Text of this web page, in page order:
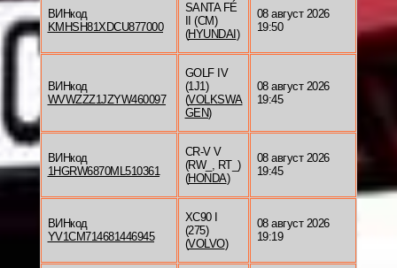
ВИНкод
KMHSH81XDCU877000
SANTA FÉ
II (CM)
(HYUNDAI )
08 август 2026
19:50
ВИНкод
WVWZZZ1JZYW460097
GOLF IV
(1J1)
(VOLKSWA
GEN)
08 август 2026
19:45
ВИНкод
1HGRW6870ML510361
CR-V V
(RW_, RT_)
(HONDA)
08 август 2026
19:45
ВИНкод
YV1CM714681446945
XC90 I
(275)
(VOLVO)
08 август 2026
19:19